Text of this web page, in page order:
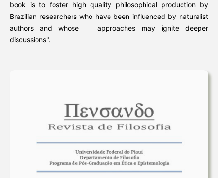
book is to foster high quality philosophical production by
Brazilian researchers who have been influenced by naturalist
authors and whose approaches may ignite deeper
discussions".